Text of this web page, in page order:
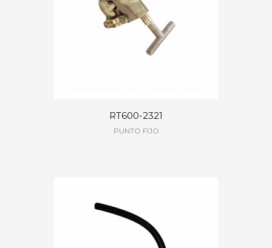
RT600-2321
PUNTO FIJO